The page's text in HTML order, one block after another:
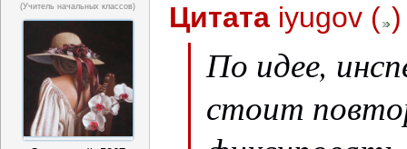
(учитель начальных классов)
Цитата iyugov ( )
По идее,
стоит